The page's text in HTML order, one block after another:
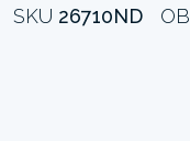
SKU 26710ND